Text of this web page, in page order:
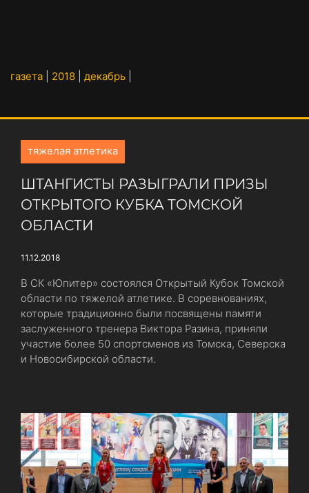
газета 2018 декабрь
тяжелая атлетика
ШТАНГИСТЫ РАЗЫГРАЛИ ПРИЗЫ
ОТКРЫТОГО КУБКА ТОМСКОЙ
ОБЛАСТИ
11.12.2018
В СК «Юпитер» состоялся Открытый Кубок Томской
области по тяжелой атлетике. В соревнованиях,
которые традиционно были посвящены памяти
заслуженного тренера Виктора Разина, приняли
участие более 50 спортсменов из Томска, Северска
и Новосибирской области.